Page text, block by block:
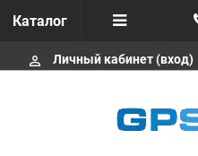
Каталог
Отзывы
+375 291646666
perm_identity Личный кабинет (вход)